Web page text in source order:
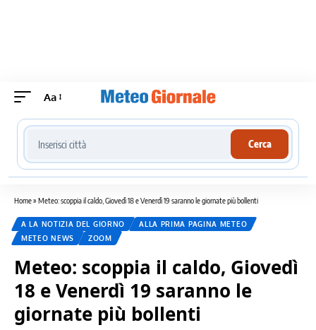
Aa
Cerca località meteo
Cerca
Home» Meteo: scoppia il caldo, Giovedì 18 e Venerdì 19 saranno le giornate più bollenti
A LA NOTIZIA DEL GIORNO
ALLA PRIMA PAGINA METEO
METEO NEWS
ZOOM
Meteo: scoppia il caldo, Giovedì
18 e Venerdì 19 saranno le
giornate più bollenti